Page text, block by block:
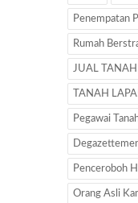
Penempatan
Rumah
JUAL TANAH
TANAH
Pegawai
Penceroboh
Orang Asli